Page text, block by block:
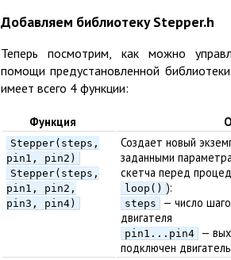
Добавляем библиотеку Stepper.h
Теперь посмотрим, как можно
помощи предустановленной
имеет всего 4 функции:
Функция
Stepper(steps,
pin1, pin2)
Stepper(steps,
pin1, pin2,
pin3, pin4)
Создает новый
заданными
скетча перед
loop() ):
steps
— число
двигателя
pin1...pin4
—
подключен двигатель